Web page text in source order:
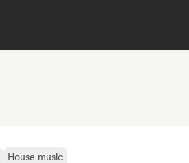
House music